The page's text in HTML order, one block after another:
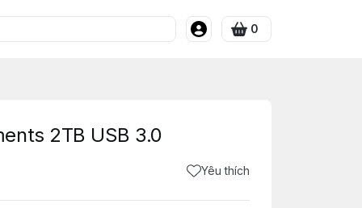
0
2TB USB 3.0
Yêu thích